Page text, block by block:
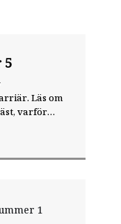
5
Läs om
varför
eget –
1